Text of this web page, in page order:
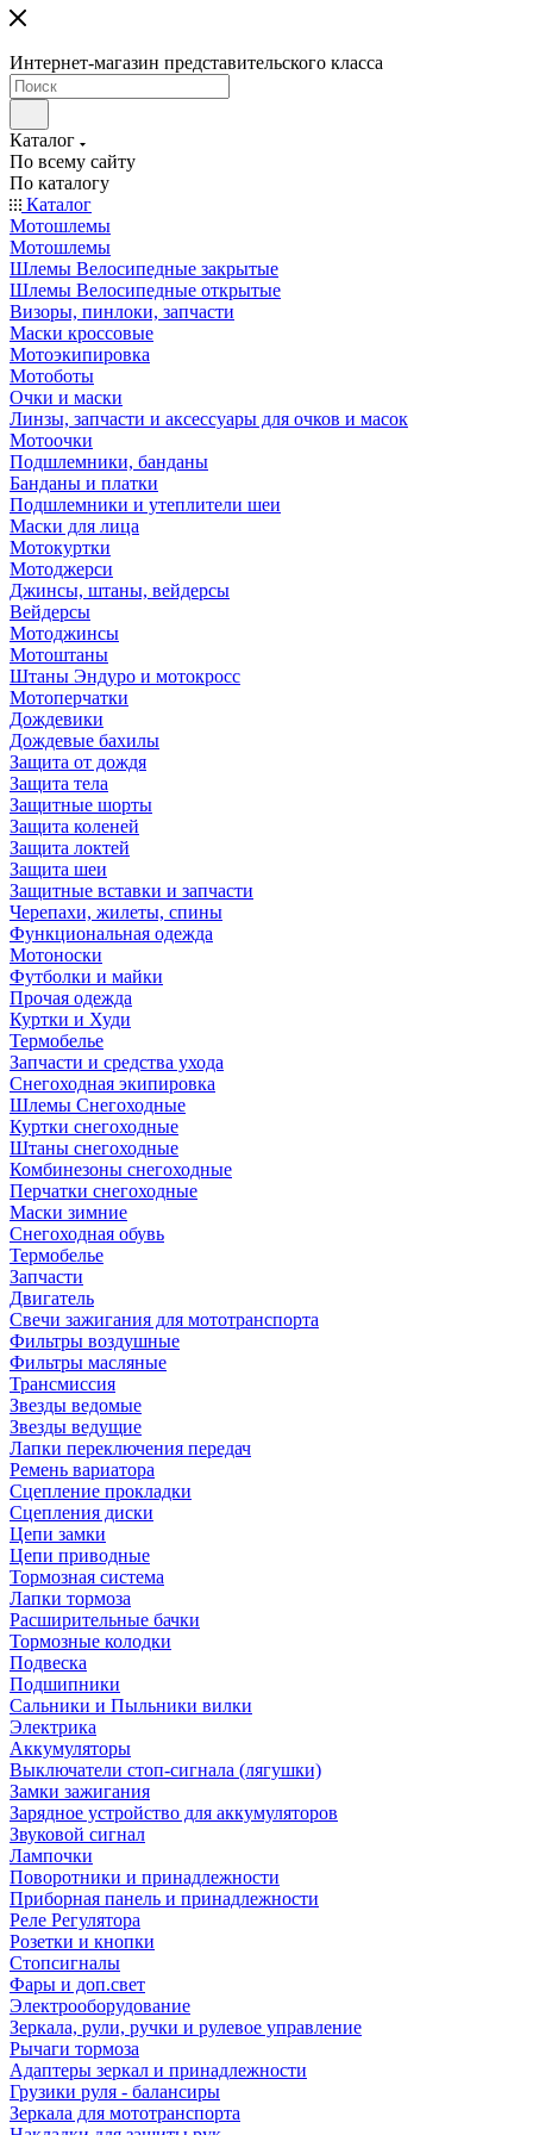
Интернет-магазин представительского класса
Каталог
По всему сайту
По каталогу
Каталог
Мотошлемы
Мотошлемы
Шлемы Велосипедные закрытые
Шлемы Велосипедные открытые
Визоры, пинлоки, запчасти
Маски кроссовые
Мотоэкипировка
Мотоботы
Очки и маски
Линзы, запчасти и аксессуары для очков и масок
Мотоочки
Подшлемники, банданы
Банданы и платки
Подшлемники и утеплители шеи
Маски для лица
Мотокуртки
Мотоджерси
Джинсы, штаны, вейдерсы
Вейдерсы
Мотоджинсы
Мотоштаны
Штаны Эндуро и мотокросс
Мотоперчатки
Дождевики
Дождевые бахилы
Защита от дождя
Защита тела
Защитные шорты
Защита коленей
Защита локтей
Защита шеи
Защитные вставки и запчасти
Черепахи, жилеты, спины
Функциональная одежда
Мотоноски
Футболки и майки
Прочая одежда
Куртки и Худи
Термобелье
Запчасти и средства ухода
Снегоходная экипировка
Шлемы Снегоходные
Куртки снегоходные
Штаны снегоходные
Комбинезоны снегоходные
Перчатки снегоходные
Маски зимние
Снегоходная обувь
Термобелье
Запчасти
Двигатель
Свечи зажигания для мототранспорта
Фильтры воздушные
Фильтры масляные
Трансмиссия
Звезды ведомые
Звезды ведущие
Лапки переключения передач
Ремень вариатора
Сцепление прокладки
Сцепления диски
Цепи замки
Цепи приводные
Тормозная система
Лапки тормоза
Расширительные бачки
Тормозные колодки
Подвеска
Подшипники
Сальники и Пыльники вилки
Электрика
Аккумуляторы
Выключатели стоп-сигнала (лягушки)
Замки зажигания
Зарядное устройство для аккумуляторов
Звуковой сигнал
Лампочки
Поворотники и принадлежности
Приборная панель и принадлежности
Реле Регулятора
Розетки и кнопки
Стопсигналы
Фары и доп.свет
Электрооборудование
Зеркала, рули, ручки и рулевое управление
Рычаги тормоза
Адаптеры зеркал и принадлежности
Грузики руля - балансиры
Зеркала для мототранспорта